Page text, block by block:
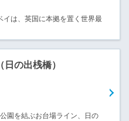
は、英国に本拠を置く世界最
の出桟橋）
園を結ぶお台場ライン、日の